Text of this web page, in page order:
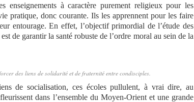
enseignements à caractère purement religieux pour les
pratique, donc courante. Ils les apprennent pour les faire
entourage. En effet, l’objectif primordial de l’étude des
de garantir la santé robuste de l’ordre moral au sein de la
des liens de solidarité et de fraternité entre condisciples.
de socialisation, ces écoles pullulent, à vrai dire, au
dans l’ensemble du Moyen-Orient et une grande